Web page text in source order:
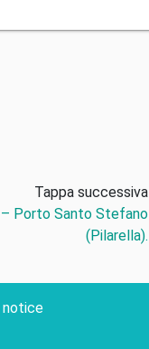
Tappa successiva
– Porto Santo Stefano
(Pilarella).
notice